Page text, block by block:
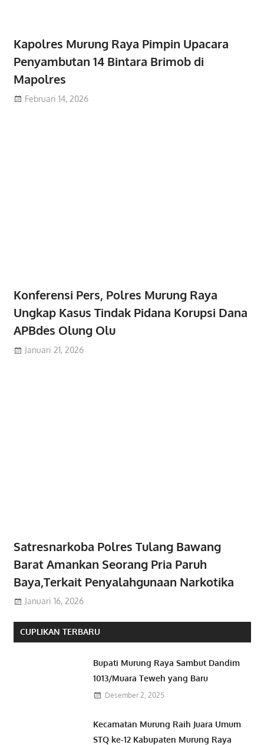
Kapolres Murung Raya Pimpin Upacara
Penyambutan 14 Bintara Brimob di
Mapolres
Februari 14, 2026
Konferensi Pers, Polres Murung Raya
Ungkap Kasus Tindak Pidana Korupsi Dana
APBdes Olung Olu
Januari 21, 2026
Satresnarkoba Polres Tulang Bawang
Barat Amankan Seorang Pria Paruh
Baya,Terkait Penyalahgunaan Narkotika
Januari 16, 2026
CUPLIKAN TERBARU
Bupati Murung Raya Sambut Dandim
1013/Muara Teweh yang Baru
Desember 2, 2025
Kecamatan Murung Raih Juara Umum
STQ ke-12 Kabupaten Murung Raya